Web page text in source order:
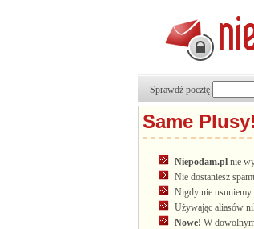
Sprawdź pocztę
Same Plusy!
Niepodam.pl nie
Nie dostaniesz
Nigdy nie usuniemy
Używając aliasów
Nowe! W